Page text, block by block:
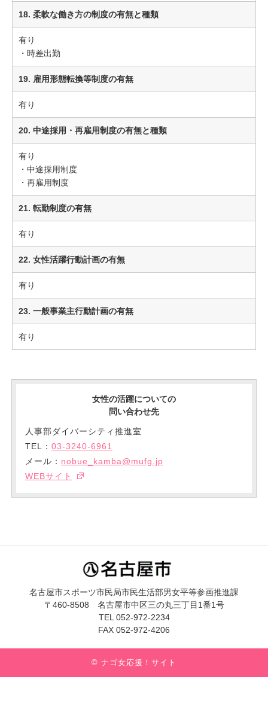
18. 柔軟な働き方の制度の有無と種類
有り
・時差出勤
19. 雇用形態転換等制度の有無
有り
20. 中途採用・再雇用制度の有無と種類
有り
・中途採用制度
・再雇用制度
21. 転勤制度の有無
有り
22. 女性活躍行動計画の有無
有り
23. 一般事業主行動計画の有無
有り
女性の活躍についての
問い合わせ先
人事部ダイバーシティ推進室
TEL： 03-3240-6961
メール： nobue_kamba@mufg.jp
WEBサイト
名古屋市スポーツ市民局市民生活部男女平等参画推進課
〒460-8508 名古屋市中区三の丸三丁目1番1号
TEL 052-972-2234
FAX 052-972-4206
© ナゴ女応援！サイト